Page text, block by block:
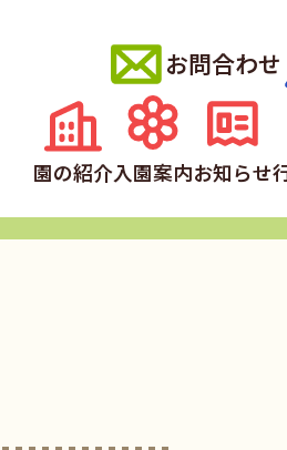
園の紹介入園案内お知らせ
お問合わせ